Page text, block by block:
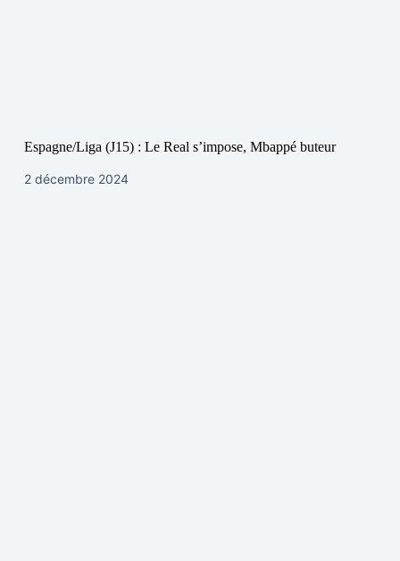
Espagne/Liga (J15) : Le Real s’impose, Mbappé buteur
2 décembre 2024